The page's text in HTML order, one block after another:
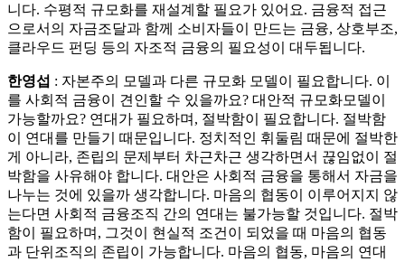
니다. 수평적 규모화를 재설계할 필요가 있어요. 금융적 접근
으로서의 자금조달과 함께 소비자들이 만드는 금융, 상호부조,
클라우드 펀딩 등의 자조적 금융의 필요성이 대두됩니다.
한영섭 : 자본주의 모델과 다른 규모화 모델이 필요합니다. 이
를 사회적 금융이 견인할 수 있을까요? 대안적 규모화모델이
가능할까요? 연대가 필요하며, 절박함이 필요합니다. 절박함
이 연대를 만들기 때문입니다. 정치적인 휘둘림 때문에 절박한
게 아니라, 존립의 문제부터 차근차근 생각하면서 끊임없이 절
박함을 사유해야 합니다. 대안은 사회적 금융을 통해서 자금을
나누는 것에 있을까 생각합니다. 마음의 협동이 이루어지지 않
는다면 사회적 금융조직 간의 연대는 불가능할 것입니다. 절박
함이 필요하며, 그것이 현실적 조건이 되었을 때 마음의 협동
과 단위조직의 존립이 가능합니다. 마음의 협동, 마음의 연대